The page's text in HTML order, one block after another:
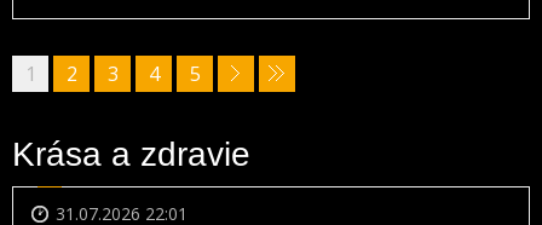
1 2 3 4 5
Krása a zdravie
31.07.2026 22:01